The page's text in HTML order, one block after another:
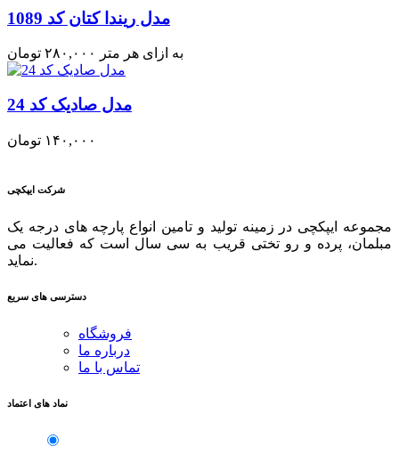
مدل ریندا کتان کد 1089
۲۸۰,۰۰۰ تومان به ازای هر متر
مدل صادیک کد 24
۱۴۰,۰۰۰ تومان
شرکت ایپکچی
مجموعه ایپکچی در زمینه تولید و تامین انواع پارچه های درجه یک
مبلمان، پرده و رو تختی قریب به سی سال است که فعالیت می
نماید.
دسترسی های سریع
فروشگاه
درباره ما
تماس با ما
نماد های اعتماد